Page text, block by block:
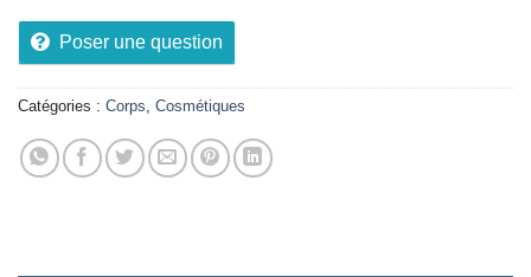
Poser une question
Catégories : Corps Cosmétiques